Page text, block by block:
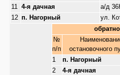
11
4-я дачная
а/д
12 п. Нагорный
ул.
№
п/п
остановочного
1
п. Нагорный
2
4-я дачная